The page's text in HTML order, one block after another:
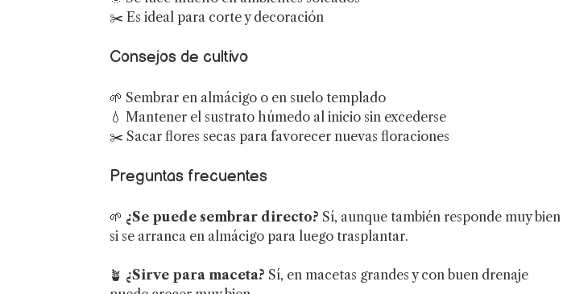
✂️ Es ideal para corte y decoración
Consejos de cultivo
🌱 Sembrar en almácigo o en suelo templado
💧 Mantener el sustrato húmedo al inicio sin excederse
✂️ Sacar flores secas para favorecer nuevas floraciones
Preguntas frecuentes
🌱 ¿Se puede sembrar directo? Sí, aunque también responde muy bien
si se arranca en almácigo para luego trasplantar.
🪴 ¿Sirve para maceta? Sí, en macetas grandes y con buen drenaje